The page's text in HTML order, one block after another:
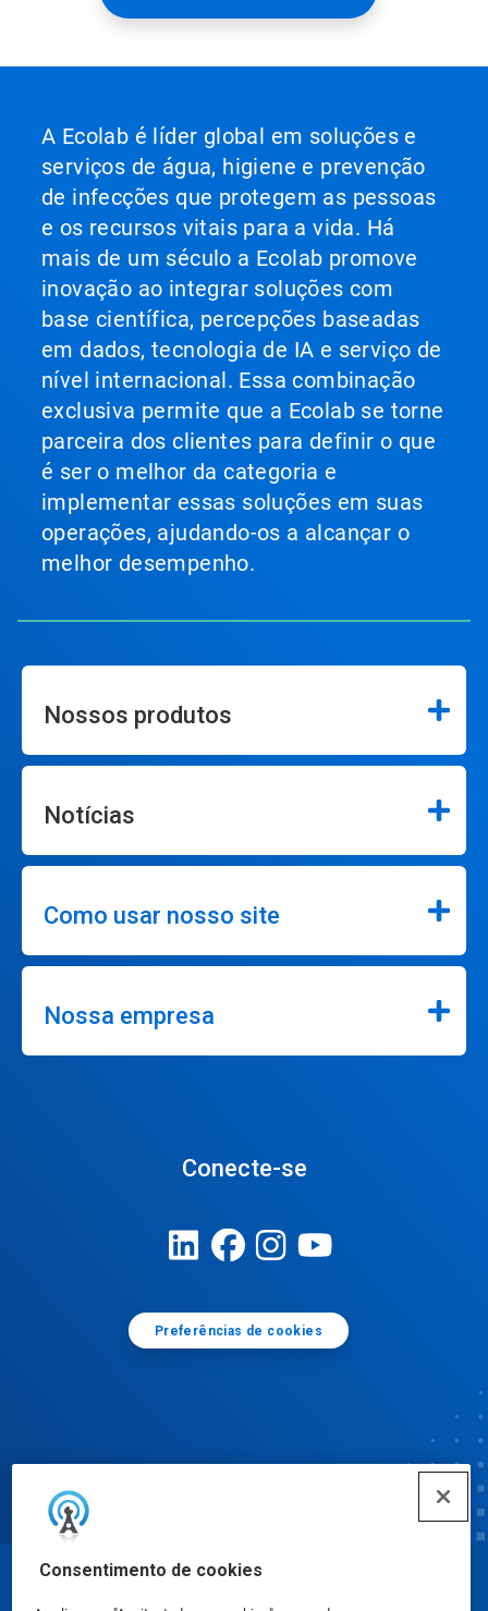
Consentimento de cookies
A Ecolab é líder global em soluções e
serviços de água, higiene e prevenção
de infecções que protegem as pessoas
e os recursos vitais para a vida. Há
mais de um século a Ecolab promove
inovação ao integrar soluções com
base científica, percepções baseadas
em dados, tecnologia de IA e serviço de
nível internacional. Essa combinação
exclusiva permite que a Ecolab se torne
parceira dos clientes para definir o que
é ser o melhor da categoria e
implementar essas soluções em suas
operações, ajudando-os a alcançar o
melhor desempenho.
Nossos produtos
Notícias
Como usar nosso site
Nossa empresa
Conecte-se
Preferências de cookies